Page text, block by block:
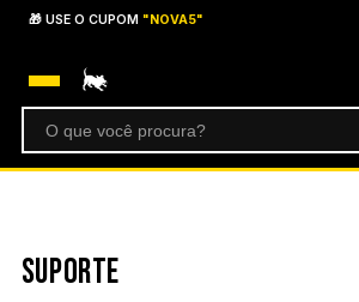
Ir para o conteúdo
🎁 USE O CUPOM "NOVA5"
Buscar produtos
SUPORTE